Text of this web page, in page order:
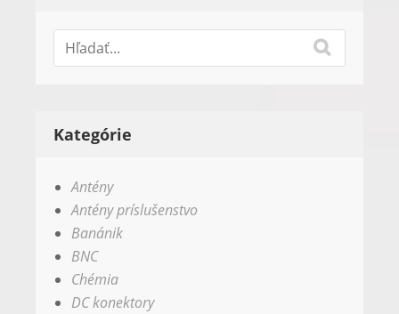
Kategórie
Antény
Antény príslušenstvo
Banánik
BNC
Chémia
DC konektory